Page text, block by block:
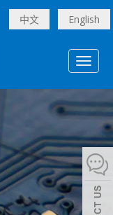
中文 English